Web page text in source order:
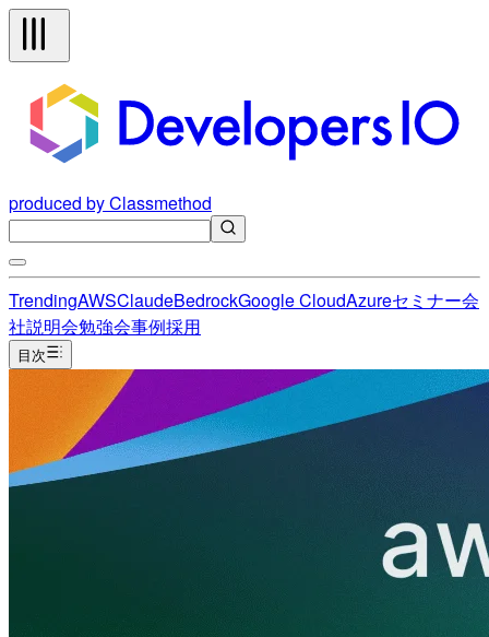
produced by Classmethod
TrendingAWSClaudeBedrockGoogle CloudAzureセミナー会
社説明会勉強会事例採用
目次